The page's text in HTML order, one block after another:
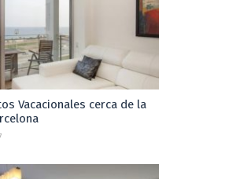
Vacacionales cerca de la